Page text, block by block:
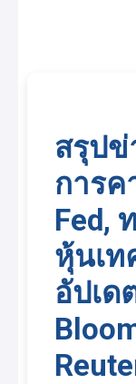
สรุปข่
การค
Fed,
หุ้นเท
อัปเด